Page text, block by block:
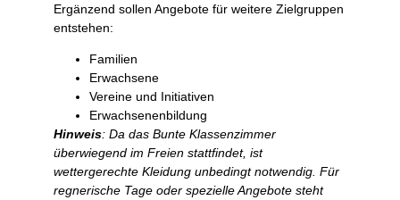
Ergänzend sollen Angebote für weitere Zielgruppen
entstehen:
Familien
Erwachsene
Vereine und Initiativen
Erwachsenenbildung
Hinweis: Da das Bunte Klassenzimmer
überwiegend im Freien stattfindet, ist
wettergerechte Kleidung unbedingt notwendig. Für
regnerische Tage oder spezielle Angebote steht